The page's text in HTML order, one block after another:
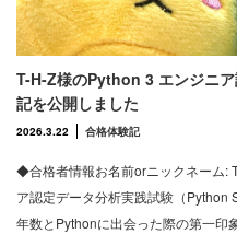
T-H-Z様のPython 3 エンジニ
記を公開しました
2026.3.22 合格体験記
◆合格者情報お名前orニックネーム:
ア認定データ分析実践試験（
年数とPythonに出会った際の第一印